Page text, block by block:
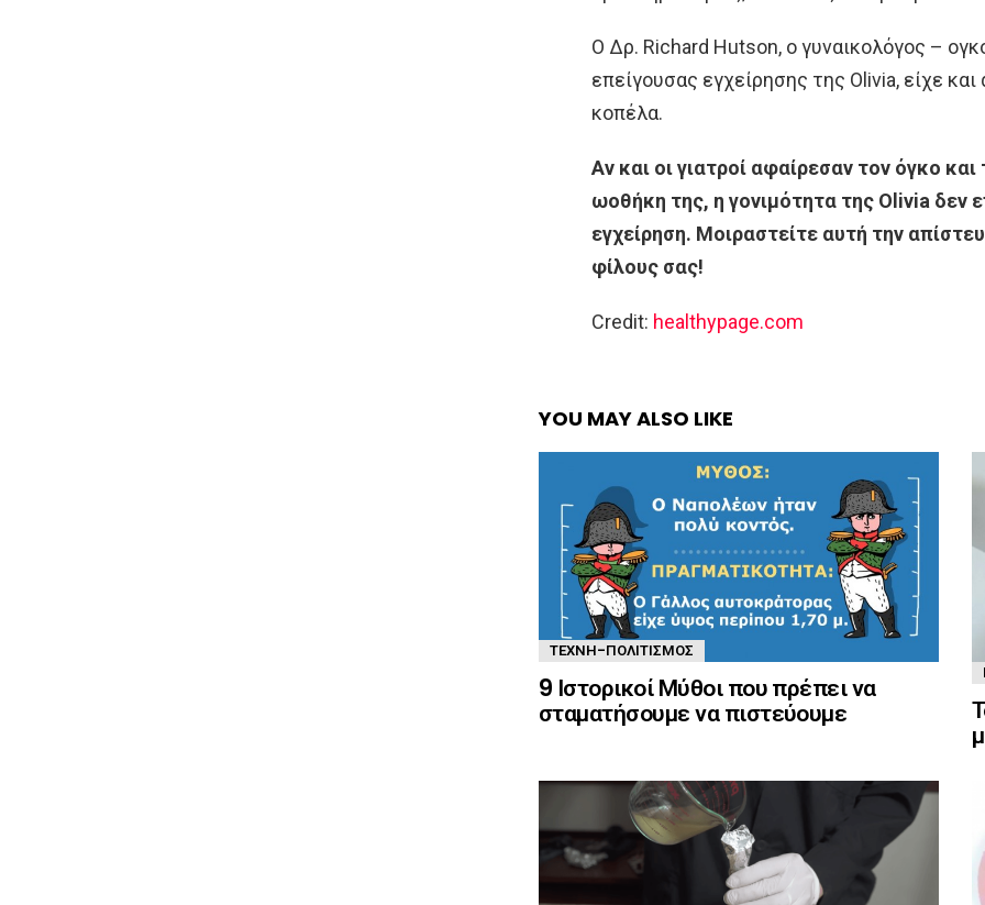
Ο Δρ. Richard Hutson, ο γυναικολόγος –
επείγουσας εγχείρησης της Olivia, είχε
κοπέλα.
Αν και οι γιατροί αφαίρεσαν τον όγκο
ωοθήκη της, η γονιμότητα της Olivia δεν
εγχείρηση. Μοιραστείτε αυτή την
φίλους σας!
Credit: healthypage.com
YOU MAY ALSO LIKE
ΤΈΧΝΗ-ΠΟΛΙΤΙΣΜΌΣ
9 Ιστορικοί Μύθοι που πρέπει να
σταματήσουμε να πιστεύουμε